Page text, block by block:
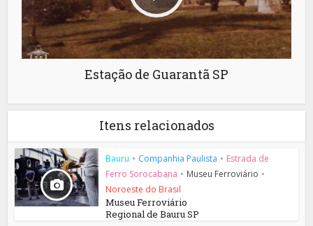
Estação de Guarantã SP
Itens relacionados
Bauru • Companhia Paulista • Estrada de
Ferro Sorocabana • Museu Ferroviário •
Noroeste do Brasil
Museu Ferroviário
Regional de Bauru SP